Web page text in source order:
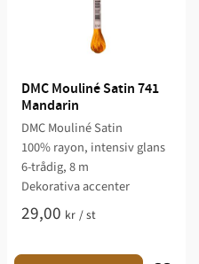
DMC Mouliné Satin 741
Mandarin
DMC Mouliné Satin
100% rayon, intensiv glans
6-trådig, 8 m
Dekorativa accenter
29,00 kr /st